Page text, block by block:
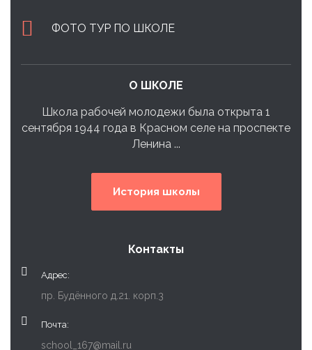
ФОТО ТУР ПО ШКОЛЕ
О ШКОЛЕ
Школа рабочей молодежи была открыта 1
сентября 1944 года в Красном селе на проспекте
Ленина ...
История школы
Контакты
Адрес:
пр. Будённого д.21. корп.3
Почта:
school_167@mail.ru